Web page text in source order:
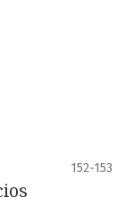
152-153